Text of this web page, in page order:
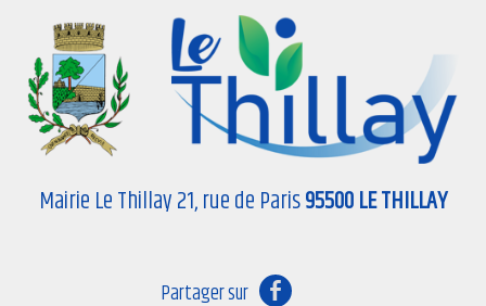
Mairie Le Thillay 21, rue de Paris95500 LE THILLAY